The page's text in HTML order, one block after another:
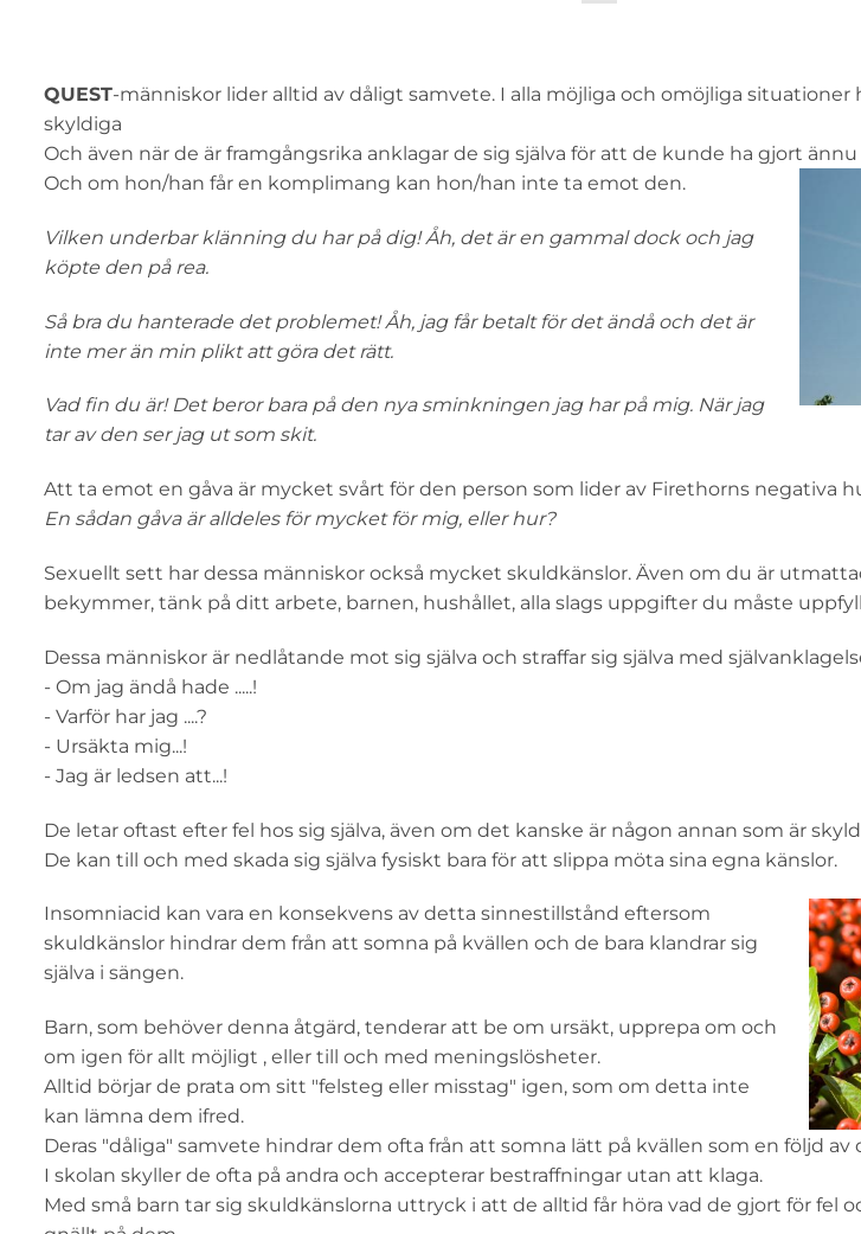
QUEST-människor lider alltid av dåligt samvete. I alla möjliga och omöjliga situationer
skyldiga
Och även när de är framgångsrika anklagar de sig själva för att de kunde ha gjort
Och om hon/han får en komplimang kan hon/han inte ta emot den.
Vilken underbar klänning du har på dig! Åh, det är en gammal dock och jag
köpte den på rea.
Så bra du hanterade det problemet! Åh, jag får betalt för det ändå och det är
inte mer än min plikt att göra det rätt.
Vad fin du är! Det beror bara på den nya sminkningen jag har på mig. När jag
tar av den ser jag ut som skit.
Att ta emot en gåva är mycket svårt för den person som lider av Firethorns negativa
En sådan gåva är alldeles för mycket för mig, eller hur?
Sexuellt sett har dessa människor också mycket skuldkänslor. Även om du är
bekymmer, tänk på ditt arbete, barnen, hushållet, alla slags uppgifter du måste uppfylla,
Dessa människor är nedlåtande mot sig själva och straffar sig själva med
- Om jag ändå hade .....!
- Varför har jag ....?
- Ursäkta mig...!
- Jag är ledsen att...!
De letar oftast efter fel hos sig själva, även om det kanske är någon annan som är
De kan till och med skada sig själva fysiskt bara för att slippa möta sina egna känslor.
Insomniacid kan vara en konsekvens av detta sinnestillstånd eftersom
skuldkänslor hindrar dem från att somna på kvällen och de bara klandrar sig
själva i sängen.
Barn, som behöver denna åtgärd, tenderar att be om ursäkt, upprepa om och
om igen för allt möjligt , eller till och med meningslösheter.
Alltid börjar de prata om sitt "felsteg eller misstag" igen, som om detta inte
kan lämna dem ifred.
Deras "dåliga" samvete hindrar dem ofta från att somna lätt på kvällen som en följd av
I skolan skyller de ofta på andra och accepterar bestraffningar utan att klaga.
Med små barn tar sig skuldkänslorna uttryck i att de alltid får höra vad de gjort för fel